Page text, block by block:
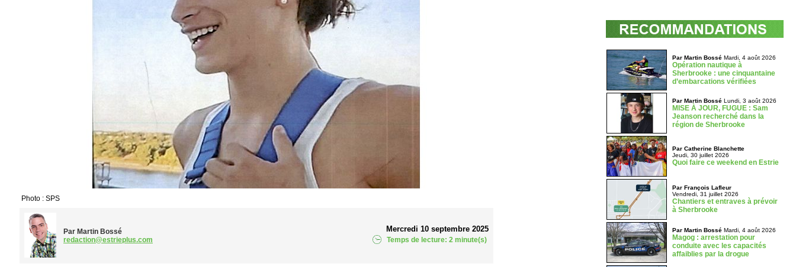
Photo : SPS
Par Martin Bossé
redaction@estrieplus.com
Mercredi 10 septembre 2025
Temps de lecture: 2 minute(s)
Par Martin Bossé Mardi, 4 août 2026
Opération nautique à
Sherbrooke : une cinquantaine
d’embarcations vérifiées
Par Martin Bossé Lundi, 3 août 2026
MISE À JOUR, FUGUE : Sam
Jeanson recherché dans la
région de Sherbrooke
Par Catherine Blanchette
Jeudi, 30 juillet 2026
Quoi faire ce weekend en Estrie
Par François Lafleur
Vendredi, 31 juillet 2026
Chantiers et entraves à prévoir
à Sherbrooke
Par Martin Bossé Mardi, 4 août 2026
Magog : arrestation pour
conduite avec les capacités
affaiblies par la drogue